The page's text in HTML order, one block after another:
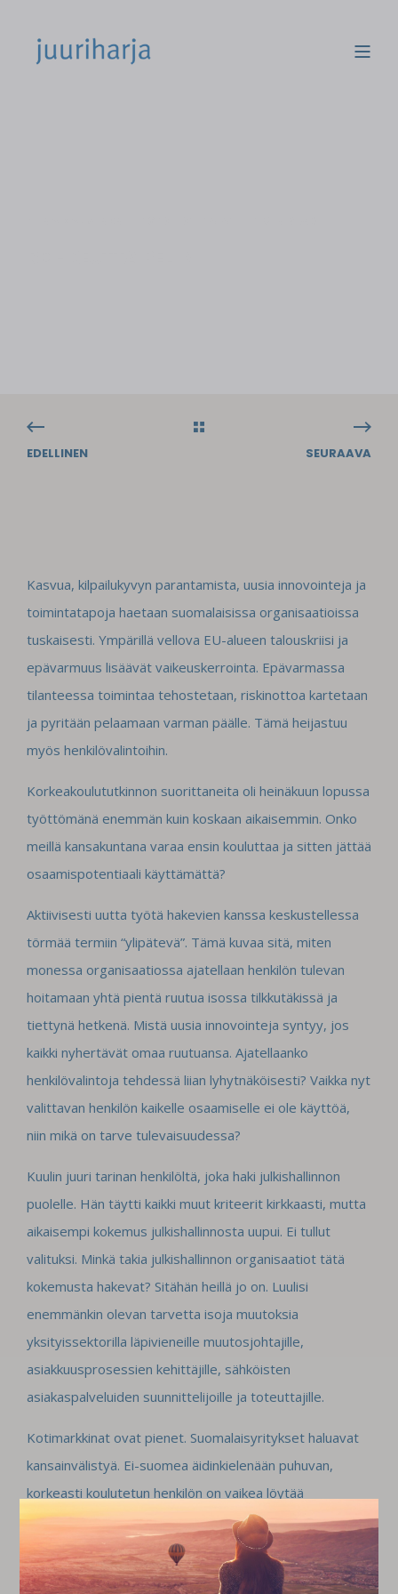
EDELLINEN SEURAAVA
Kasvua, kilpailukyvyn parantamista, uusia innovointeja ja
toimintatapoja haetaan suomalaisissa organisaatioissa
tuskaisesti. Ympärillä vellova EU-alueen talouskriisi ja
epävarmuus lisäävät vaikeuskerrointa. Epävarmassa
tilanteessa toimintaa tehostetaan, riskinottoa kartetaan
ja pyritään pelaamaan varman päälle. Tämä heijastuu
myös henkilövalintoihin.
Korkeakoulututkinnon suorittaneita oli heinäkuun lopussa
työttömänä enemmän kuin koskaan aikaisemmin. Onko
meillä kansakuntana varaa ensin kouluttaa ja sitten jättää
osaamispotentiaali käyttämättä?
Aktiivisesti uutta työtä hakevien kanssa keskustellessa
törmää termiin “ylipätevä”. Tämä kuvaa sitä, miten
monessa organisaatiossa ajatellaan henkilön tulevan
hoitamaan yhtä pientä ruutua isossa tilkkutäkissä ja
tiettynä hetkenä. Mistä uusia innovointeja syntyy, jos
kaikki nyhertävät omaa ruutuansa. Ajatellaanko
henkilövalintoja tehdessä liian lyhytnäköisesti? Vaikka nyt
valittavan henkilön kaikelle osaamiselle ei ole käyttöä,
niin mikä on tarve tulevaisuudessa?
Kuulin juuri tarinan henkilöltä, joka haki julkishallinnon
puolelle. Hän täytti kaikki muut kriteerit kirkkaasti, mutta
aikaisempi kokemus julkishallinnosta uupui. Ei tullut
valituksi. Minkä takia julkishallinnon organisaatiot tätä
kokemusta hakevat? Sitähän heillä jo on. Luulisi
enemmänkin olevan tarvetta isoja muutoksia
yksityissektorilla läpivieneille muutosjohtajille,
asiakkuusprosessien kehittäjille, sähköisten
asiakaspalveluiden suunnittelijoille ja toteuttajille.
Kotimarkkinat ovat pienet. Suomalaisyritykset haluavat
kansainvälistyä. Ei-suomea äidinkielenään puhuvan,
korkeasti koulutetun henkilön on vaikea löytää
koulutustaan vastaavia tehtäviä Suomessa. Usein
valintatilanteessa vaaka kallistuu äidinkielenään suomea
puhuvaan. “Työyhteisössä on hankalaa, jos joutuu